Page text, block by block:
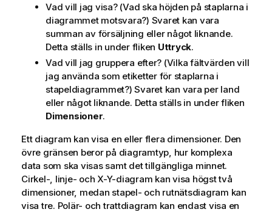
Vad vill jag visa? (Vad ska höjden på staplarna i
diagrammet motsvara?) Svaret kan vara
summan av försäljning eller något liknande.
Detta ställs in under fliken Uttryck.
Vad vill jag gruppera efter? (Vilka fältvärden vill
jag använda som etiketter för staplarna i
stapeldiagrammet?) Svaret kan vara per land
eller något liknande. Detta ställs in under fliken
Dimensioner.
Ett diagram kan visa en eller flera dimensioner. Den
övre gränsen beror på diagramtyp, hur komplexa
data som ska visas samt det tillgängliga minnet.
Cirkel-, linje- och X-Y-diagram kan visa högst två
dimensioner, medan stapel- och rutnätsdiagram kan
visa tre. Polär- och trattdiagram kan endast visa en